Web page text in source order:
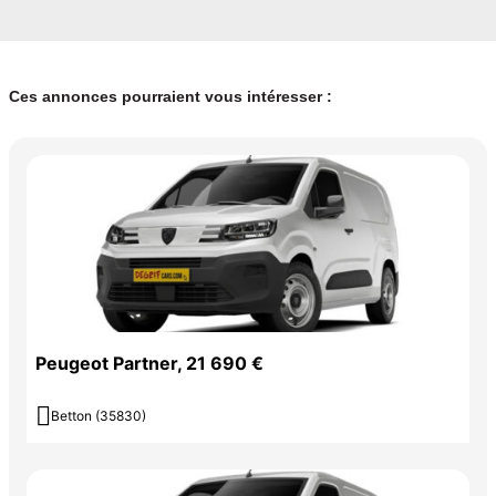
Ces annonces pourraient vous intéresser :
Peugeot Partner, 21 690 €
 Betton (35830)